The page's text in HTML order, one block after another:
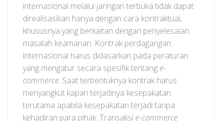
internasional melalui jaringan terbuka tidak dapat
direalisasikan hanya dengan cara kontraktual,
khususnya yang berkaitan dengan penyelesaian
masalah keamanan. Kontrak perdagangan
internasional harus didasarkan pada peraturan
yang mengatur secara spesifik tentang e-
commerce. Saat terbentuknya kontrak harus
menyangkut kapan terjadinya kesepakatan
terutama apabila kesepakatan terjadi tanpa
kehadiran para pihak. Transaksi e-commerce